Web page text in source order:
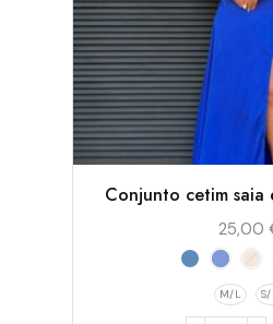
Conjunto cetim saia
25,00
M/L